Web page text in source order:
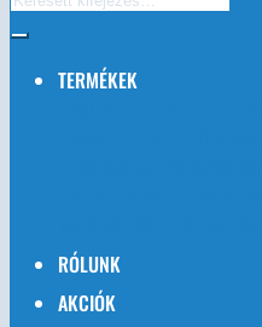
TERMÉKEK
RÓLUNK
AKCIÓK